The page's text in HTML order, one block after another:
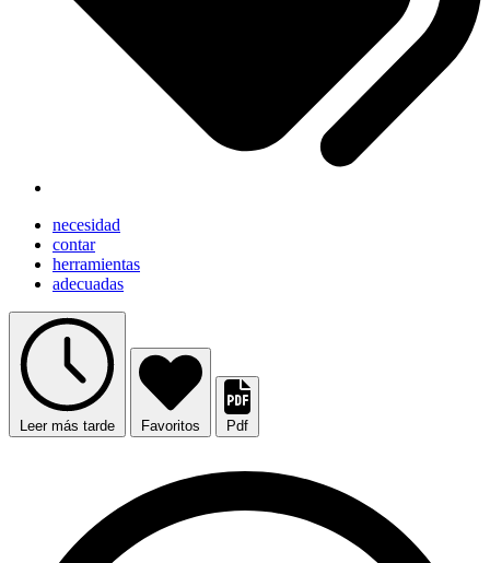
necesidad
contar
herramientas
adecuadas
Leer más tarde Favoritos Pdf